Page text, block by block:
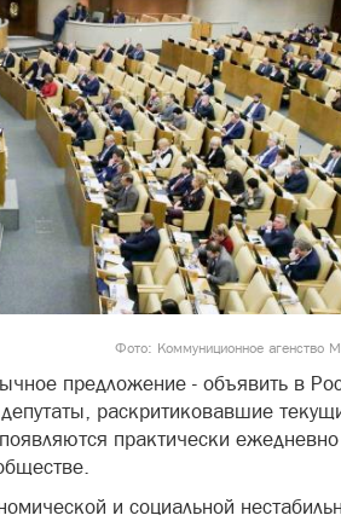
Фото: Коммуниционное агенство
предложение - объявить в
раскритиковавшие
практически
и социальной